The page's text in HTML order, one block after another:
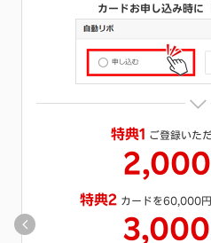
カードお申し込み時にご希
キャッシング枠をご希望
1,000
期間限定ポイントにて進呈、特